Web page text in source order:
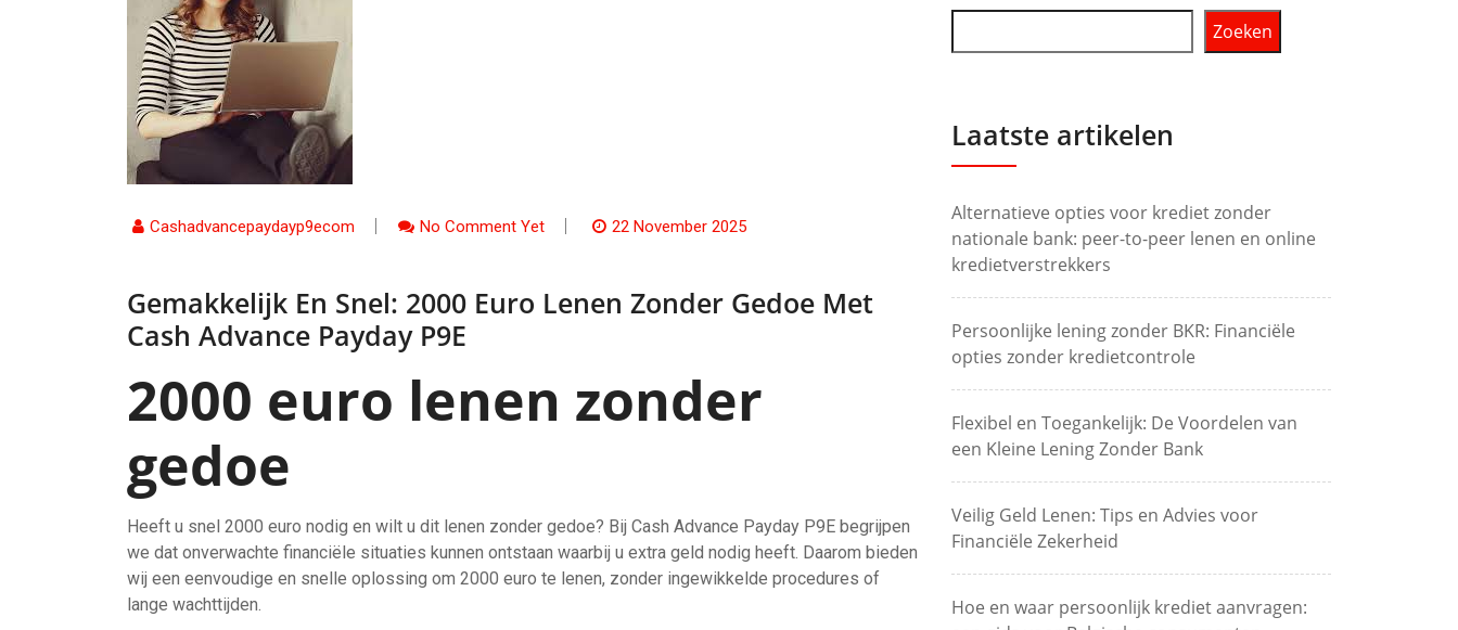
Cashadvancepaydayp9ecom No Comment Yet 22 November 2025
Gemakkelijk En Snel: 2000 Euro Lenen Zonder Gedoe Met
Cash Advance Payday P9E
2000 euro lenen zonder
gedoe
Heeft u snel 2000 euro nodig en wilt u dit lenen zonder gedoe? Bij Cash Advance Payday P9E begrijpen
we dat onverwachte financiële situaties kunnen ontstaan waarbij u extra geld nodig heeft. Daarom bieden
wij een eenvoudige en snelle oplossing om 2000 euro te lenen, zonder ingewikkelde procedures of
lange wachttijden.
Zoeken
Laatste artikelen
Alternatieve opties voor krediet zonder
nationale bank: peer-to-peer lenen en online
kredietverstrekkers
Persoonlijke lening zonder BKR: Financiële
opties zonder kredietcontrole
Flexibel en Toegankelijk: De Voordelen van
een Kleine Lening Zonder Bank
Veilig Geld Lenen: Tips en Advies voor
Financiële Zekerheid
Hoe en waar persoonlijk krediet aanvragen: